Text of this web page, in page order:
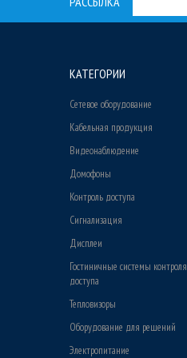
КАТЕГОРИИ
Сетевое оборудование
Кабельная продукция
Видеонаблюдение
Домофоны
Контроль доступа
Сигнализация
Дисплеи
Гостиничные системы контроля
доступа
Тепловизоры
Оборудование для решений
Электропитание